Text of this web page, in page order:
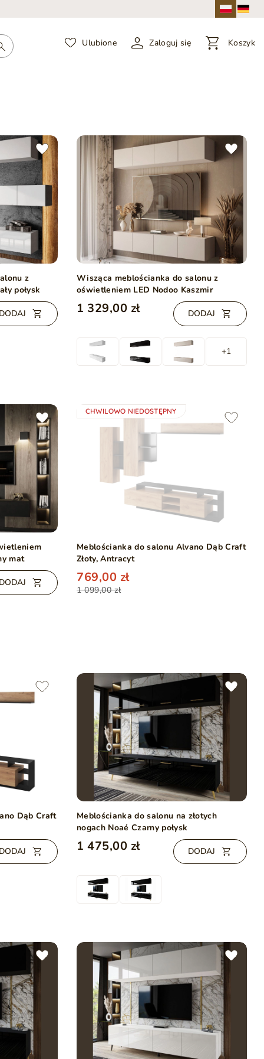
Ulubione Zaloguj się Koszyk
z
połysk
Wisząca meblościanka do salonu z
oświetleniem LED Nodoo Kaszmir
1 329,00 zł DODAJ
+1
mat
CHWILOWO NIEDOSTĘPNY
Meblościanka do salonu Alvano Dąb Craft
Złoty, Antracyt
1 099,00 zł
769,00 zł
Dąb Craft
Meblościanka do salonu na złotych
nogach Noaé Czarny połysk
1 475,00 zł DODAJ